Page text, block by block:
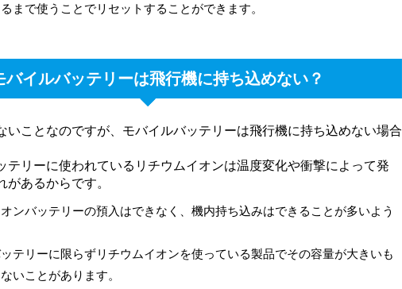
まで使うことでリセットすることができます。
バイルバッテリーは飛行機に持ち込めない？
いことなのですが、モバイルバッテリーは飛行機に持ち込めない場合
テリーに使われているリチウムイオンは温度変化や衝撃によって発
あるからです。
ンバッテリーの預入はできなく、機内持ち込みはできることが多いよう
テリーに限らずリチウムイオンを使っている製品でその容量が大きいも
いことがあります。